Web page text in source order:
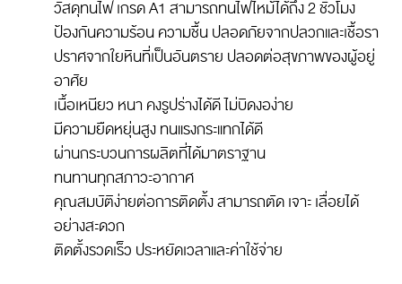
วัสดุทนไฟ เกรด A1 สามารถทนไฟไหม้ได้ถึง 2 ชั่วโมง
ป้องกันความร้อน ความชื้น ปลอดภัยจากปลวกและเชื้อรา
ปราศจากใยหินที่เป็นอันตราย ปลอดต่อสุขภาพของผู้อยู่
อาศัย
เนื้อเหนียว หนา คงรูปร่างได้ดี ไม่บิดงอง่าย
มีความยืดหยุ่นสูง ทนแรงกระแทกได้ดี
ผ่านกระบวนการผลิตที่ได้มาตราฐาน
ทนทานทุกสภาวะอากาศ
คุณสมบัติง่ายต่อการติดตั้ง สามารถตัด เจาะ เลื่อยได้
อย่างสะดวก
ติดตั้งรวดเร็ว ประหยัดเวลาและค่าใช้จ่าย